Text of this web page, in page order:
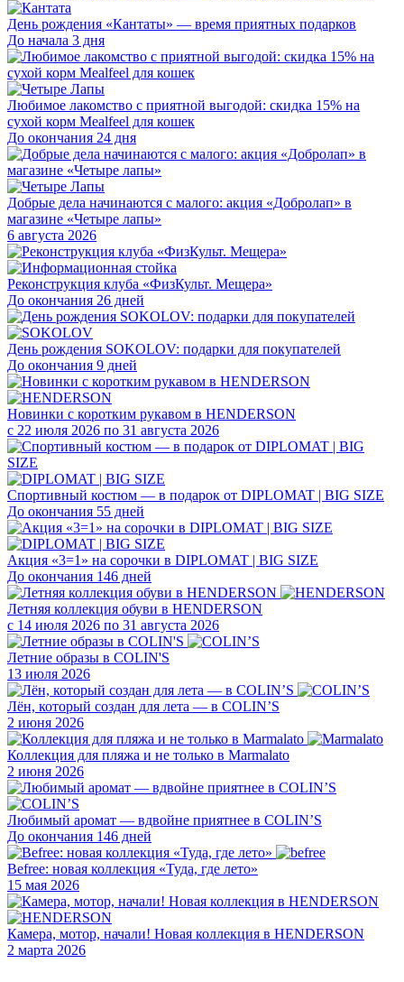
День рождения «Кантаты» — время приятных подарков
До начала 3 дня
Любимое лакомство с приятной выгодой: скидка 15% на
сухой корм Mealfeel для кошек
До окончания 24 дня
Добрые дела начинаются с малого: акция «Добролап» в
магазине «Четыре лапы»
6 августа 2026
Реконструкция клуба «ФизКульт. Мещера»
До окончания 26 дней
День рождения SOKOLOV: подарки для покупателей
До окончания 9 дней
Новинки с коротким рукавом в HENDERSON
с 22 июля 2026 по 31 августа 2026
Спортивный костюм — в подарок от DIPLOMAT | BIG SIZE
До окончания 55 дней
Акция «3=1» на сорочки в DIPLOMAT | BIG SIZE
До окончания 146 дней
Летняя коллекция обуви в HENDERSON
с 14 июля 2026 по 31 августа 2026
Летние образы в COLIN'S
13 июля 2026
Лён, который создан для лета — в COLIN’S
2 июня 2026
Коллекция для пляжа и не только в Marmalato
2 июня 2026
Любимый аромат — вдвойне приятнее в COLIN’S
До окончания 146 дней
Befree: новая коллекция «Туда, где лето»
15 мая 2026
Камера, мотор, начали! Новая коллекция в HENDERSON
2 марта 2026